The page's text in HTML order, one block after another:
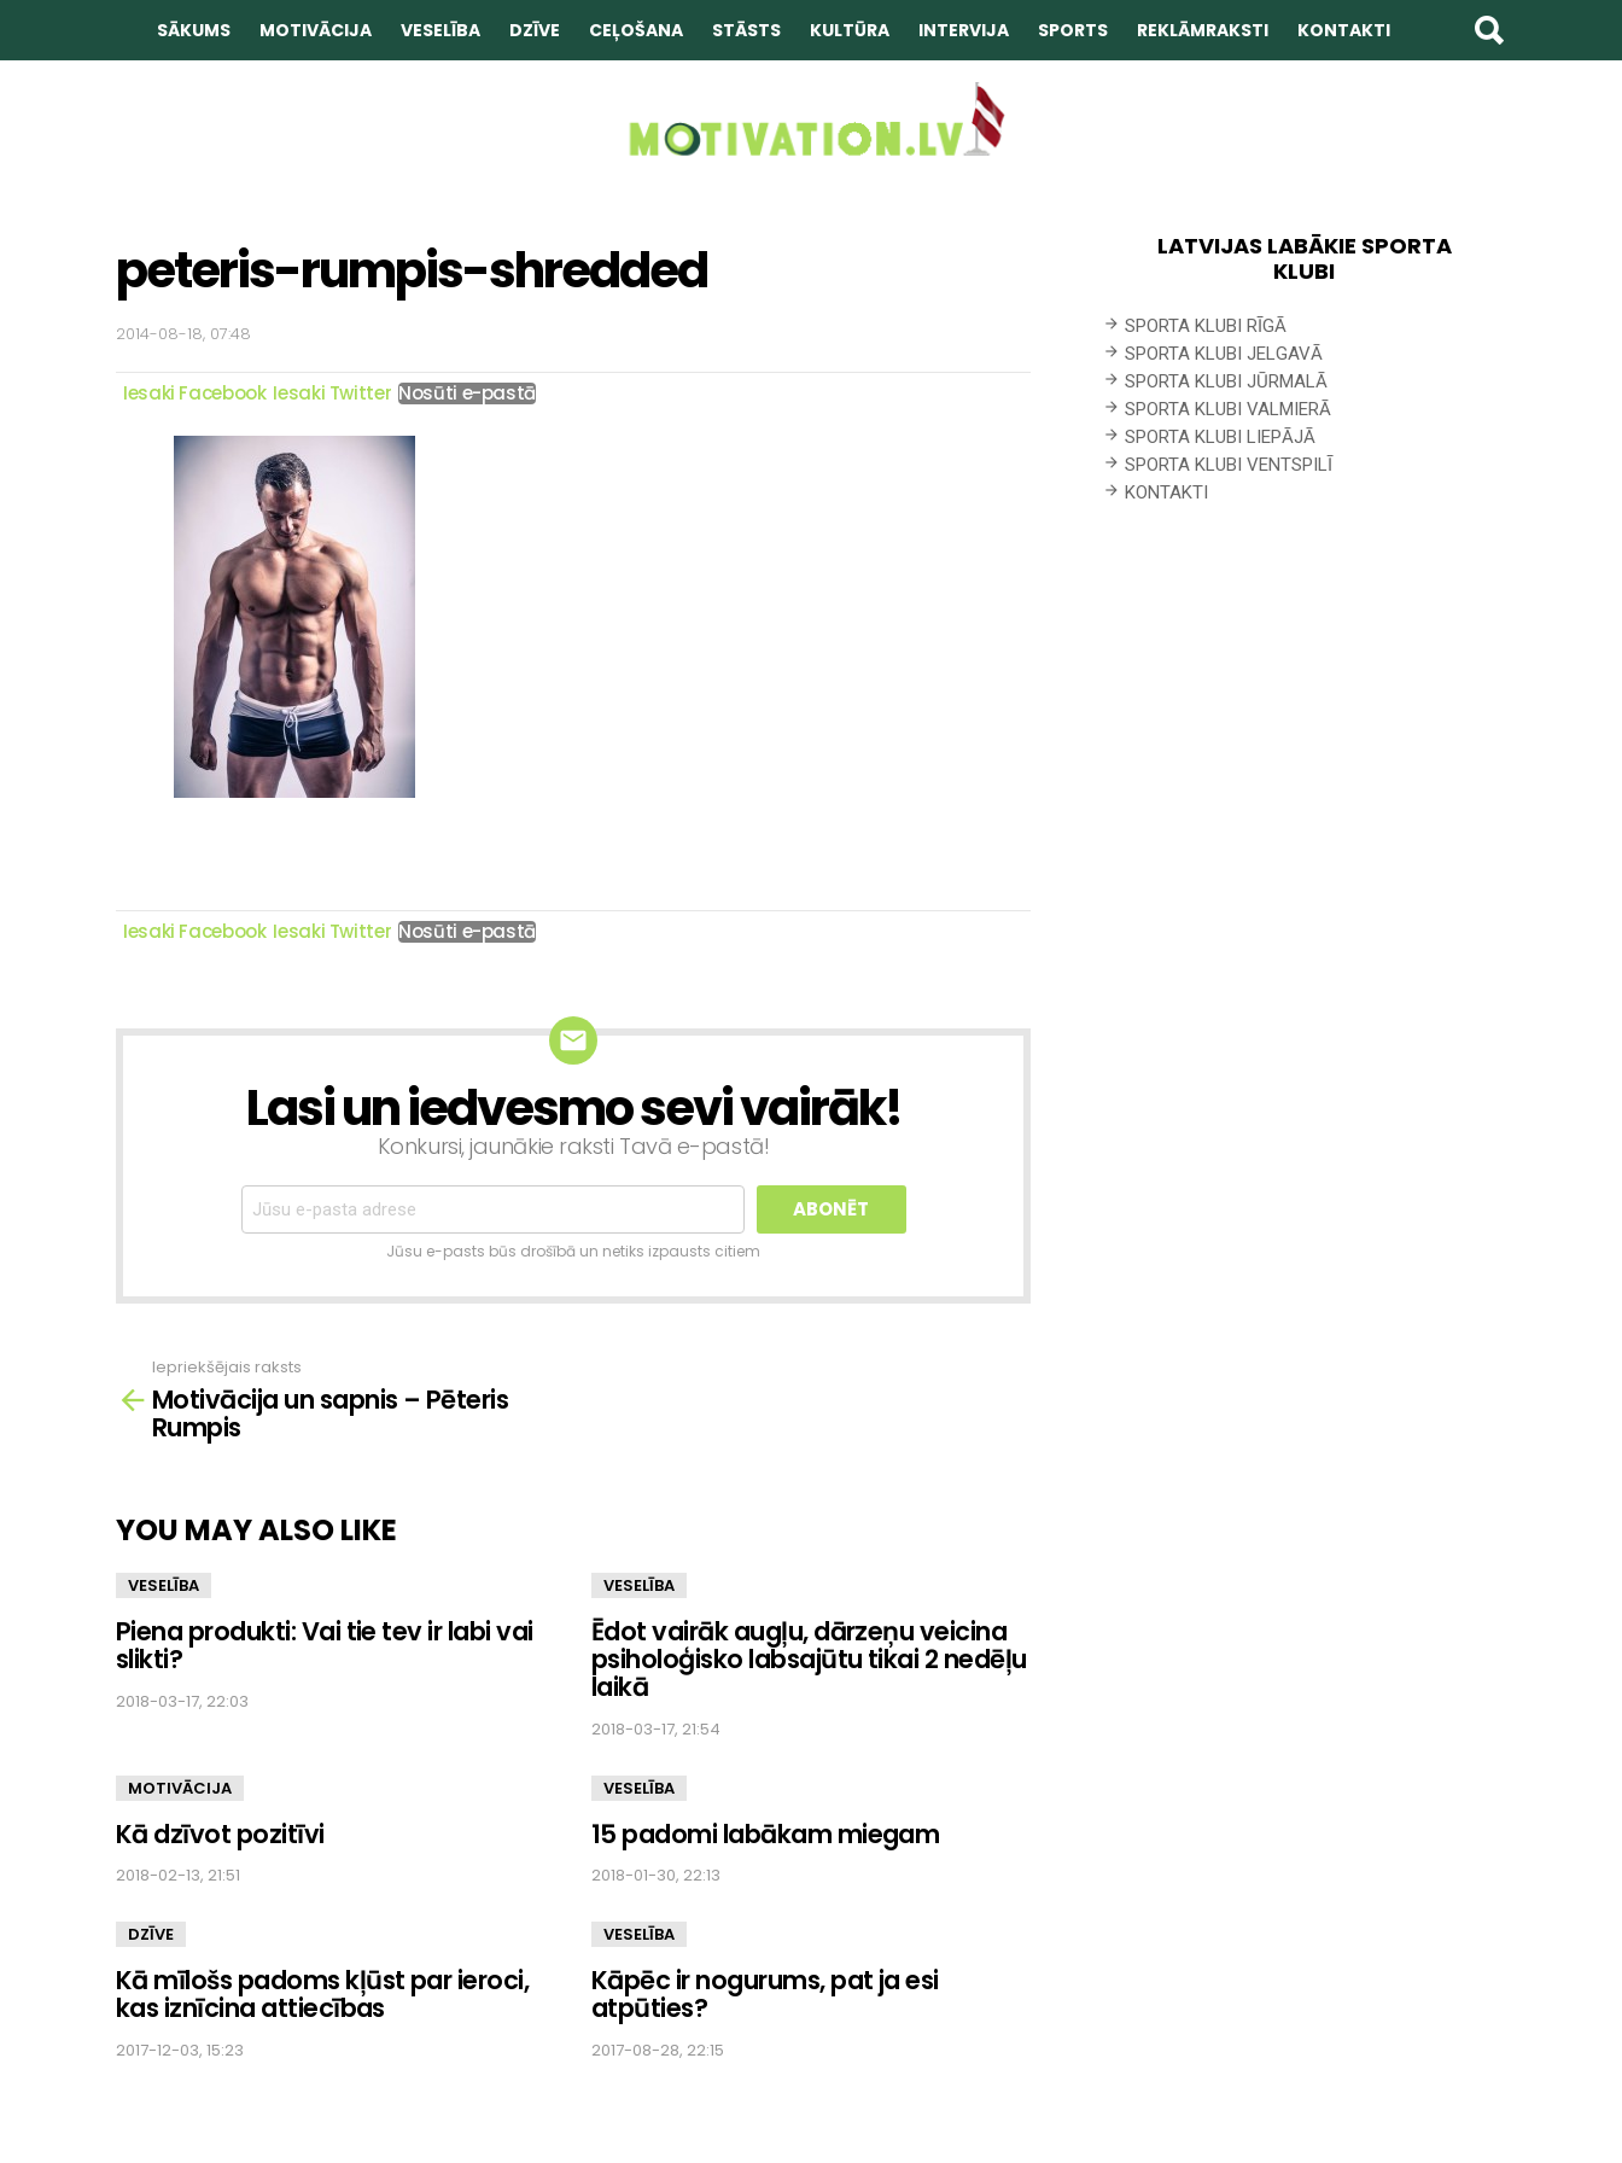
SĀKUMS MOTIVĀCIJA VESELĪBA DZĪVE CEĻOŠANA STĀSTS KULTŪRA INTERVIJA SPORTS REKLĀMRAKSTI KONTAKTI
peteris-rumpis-shredded
2014-08-18, 07:48
Iesaki Facebook Iesaki Twitter Nosūti e-pastā
Iesaki Facebook Iesaki Twitter Nosūti e-pastā
NEWSLETTERLasi un iedvesmo sevi vairāk!
Konkursi, jaunākie raksti Tavā e-pastā!
Jūsu e-pasts būs drošībā un netiks izpausts citiem
Skatīt
vairāk
Iepriekšējais raksts
Motivācija un sapnis – Pēteris
Rumpis
YOU MAY ALSO LIKE
VESELĪBA
Piena produkti: Vai tie tev ir labi vai
slikti?
2018-03-17, 22:03
VESELĪBA
Ēdot vairāk augļu, dārzeņu veicina
psiholoģisko labsajūtu tikai 2 nedēļu
laikā
2018-03-17, 21:54
MOTIVĀCIJA
Kā dzīvot pozitīvi
2018-02-13, 21:51
VESELĪBA
15 padomi labākam miegam
2018-01-30, 22:13
DZĪVE
Kā mīlošs padoms kļūst par ieroci,
kas iznīcina attiecības
2017-12-03, 15:23
VESELĪBA
Kāpēc ir nogurums, pat ja esi
atpūties?
2017-08-28, 22:15
LATVIJAS LABĀKIE SPORTA
KLUBI
SPORTA KLUBI RĪGĀ
SPORTA KLUBI JELGAVĀ
SPORTA KLUBI JŪRMALĀ
SPORTA KLUBI VALMIERĀ
SPORTA KLUBI LIEPĀJĀ
SPORTA KLUBI VENTSPILĪ
KONTAKTI